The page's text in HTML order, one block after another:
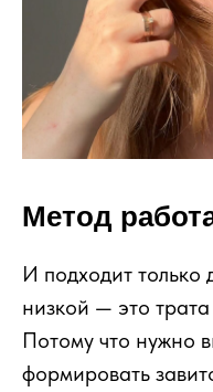
Метод
И подходит
низкой — это
Потому что нужно
формировать